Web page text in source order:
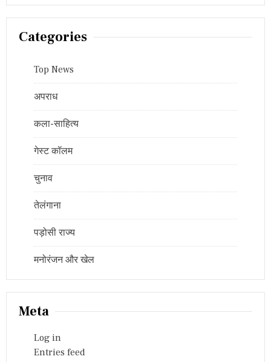
Categories
Top News
अपराध
कला-साहित्य
गेस्ट कॉलम
चुनाव
तेलंगाना
पड़ोसी राज्य
मनोरंजन और खेल
Meta
Log in
Entries feed